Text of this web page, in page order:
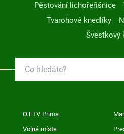
Pěstování lichořeřišnice
Tvarohové knedlíky
Švestkový
O FTV Prima
Volná místa